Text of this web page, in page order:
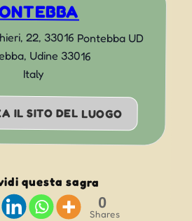
22, 33016 Pontebba UD
, Udine 33016
Italy
IL SITO DEL LUOGO
questa sagra
0
Shares